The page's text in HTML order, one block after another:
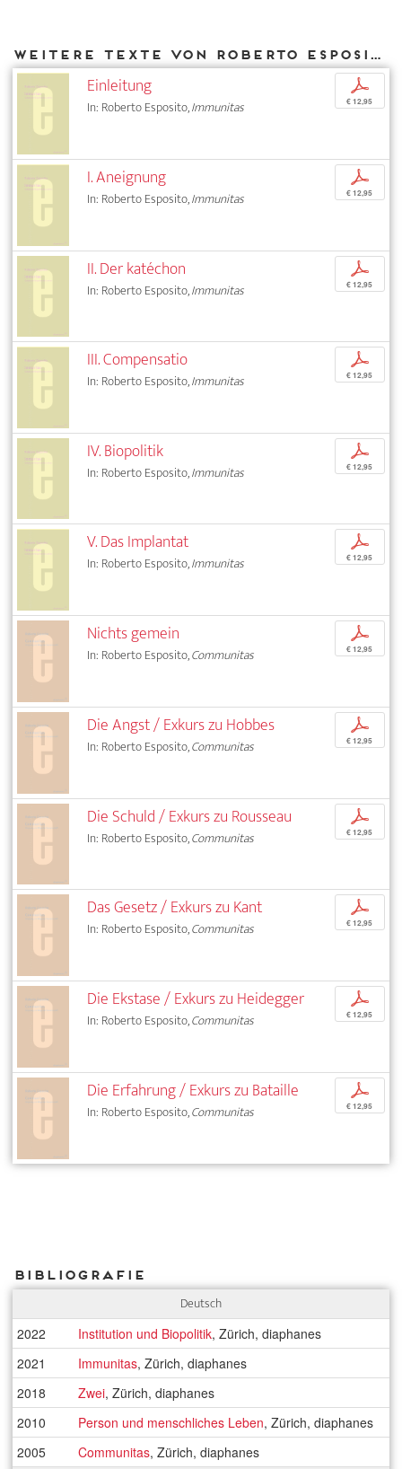
Weitere Texte von Roberto Esposito bei DIAPHANES
Einleitung
In: Roberto Esposito,Immunitas
p
€ 12,95
I. Aneignung
In: Roberto Esposito,Immunitas
p
€ 12,95
II. Der katéchon
In: Roberto Esposito,Immunitas
p
€ 12,95
III. Compensatio
In: Roberto Esposito,Immunitas
p
€ 12,95
IV. Biopolitik
In: Roberto Esposito,Immunitas
p
€ 12,95
V. Das Implantat
In: Roberto Esposito,Immunitas
p
€ 12,95
Nichts gemein
In: Roberto Esposito,Communitas
p
€ 12,95
Die Angst / Exkurs zu Hobbes
In: Roberto Esposito,Communitas
p
€ 12,95
Die Schuld / Exkurs zu Rousseau
In: Roberto Esposito,Communitas
p
€ 12,95
Das Gesetz / Exkurs zu Kant
In: Roberto Esposito,Communitas
p
€ 12,95
Die Ekstase / Exkurs zu Heidegger
In: Roberto Esposito,Communitas
p
€ 12,95
Die Erfahrung / Exkurs zu Bataille
In: Roberto Esposito,Communitas
p
€ 12,95
Bibliografie
Deutsch
2022 Institution und Biopolitik, Zürich, diaphanes
2021
Immunitas, Zürich, diaphanes
2018
Zwei, Zürich, diaphanes
2010
Person und menschliches Leben, Zürich, diaphanes
2005
Communitas, Zürich, diaphanes